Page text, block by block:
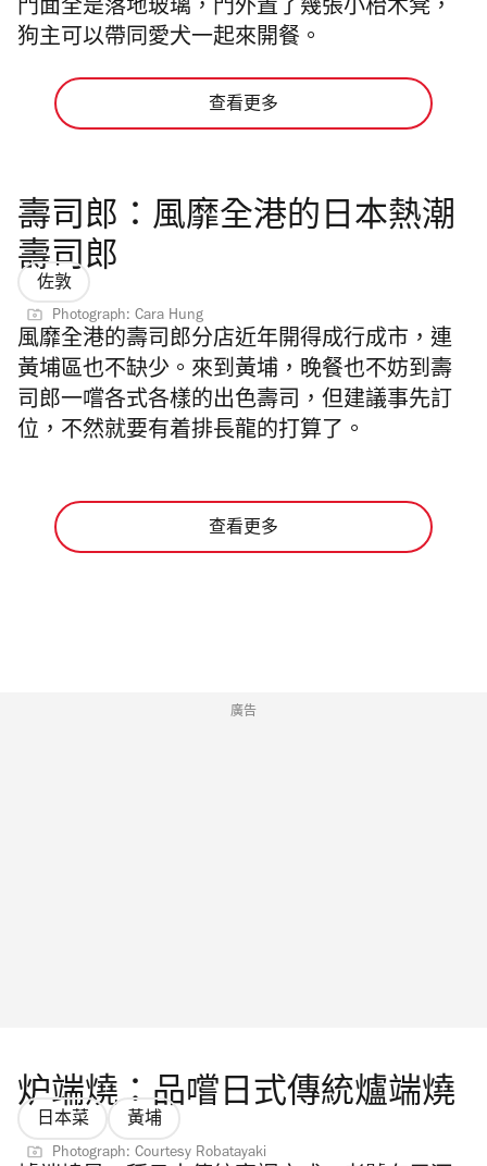
門面全是落地玻璃，門外置了幾張小枱木凳，
狗主可以帶同愛犬一起來開餐。
查看更多
壽司郎：風靡全港的日本熱潮
壽司郎
佐敦
Photograph: Cara Hung
風靡全港的壽司郎分店近年開得成行成市，連
黃埔區也不缺少。來到黃埔，晚餐也不妨到壽
司郎一嚐各式各樣的出色壽司，但建議事先訂
位，不然就要有着排長龍的打算了。
查看更多
廣告
炉端燒：品嚐日式傳統爐端燒
日本菜 黃埔
Photograph: Courtesy Robatayaki